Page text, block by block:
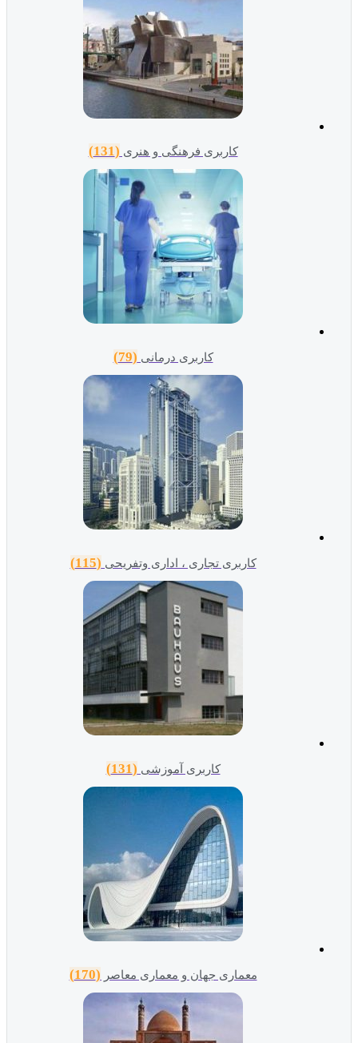
کاربری فرهنگی و هنری (131)
کاربری درمانی (79)
کاربری تجاری ، اداری وتفریحی(115)
کاربری آموزشی(131)
معماری جهان و معماری معاصر(170)